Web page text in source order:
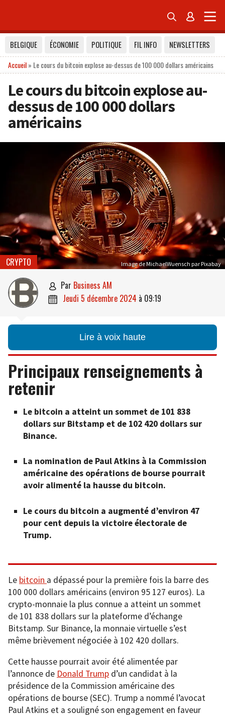
 
BELGIQUE ÉCONOMIE POLITIQUE FIL INFO
NEWSLETTERS
Accueil» Le cours du bitcoin explose au-dessus de 100 000 dollars américains
Le cours du bitcoin explose au-
dessus de 100 000 dollars
américains
Image de MichaelWuensch par Pixabay
CRYPTO
 par Business AM
 jeudi 5 décembre 2024 à 09:19
Lire à voix haute
Principaux renseignements à
retenir
Le bitcoin a atteint un sommet de 101 838
dollars sur Bitstamp et de 102 420 dollars sur
Binance.
La nomination de Paul Atkins à la Commission
américaine des opérations de bourse pourrait
avoir alimenté la hausse du bitcoin.
Le cours du bitcoin a augmenté d’environ 47
pour cent depuis la victoire électorale de
Trump.
Le bitcoin a dépassé pour la première fois la barre des
100 000 dollars américains (environ 95 127 euros). La
crypto-monnaie la plus connue a atteint un sommet
de 101 838 dollars sur la plateforme d’échange
Bitstamp. Sur Binance, la monnaie virtuelle s’est
même brièvement négociée à 102 420 dollars.
Cette hausse pourrait avoir été alimentée par
l’annonce de Donald Trump d’un candidat à la
présidence de la Commission américaine des
opérations de bourse (SEC). Trump a nommé l’avocat
Paul Atkins et a souligné son engagement en faveur